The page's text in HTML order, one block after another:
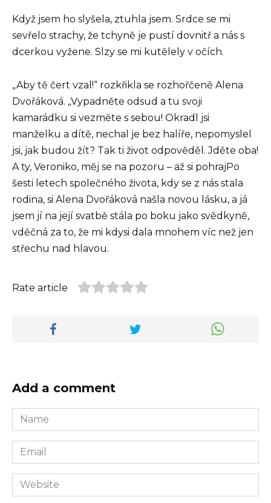
Když jsem ho slyšela, ztuhla jsem. Srdce se mi
sevřelo strachy, že tchyně je pustí dovnitř a nás s
dcerkou vyžene. Slzy se mi kutělely v očích.
„Aby tě čert vzal!“ rozkřikla se rozhořčeně Alena
Dvořáková. „Vypadněte odsud a tu svoji
kamarádku si vezměte s sebou! Okradl jsi
manželku a dítě, nechal je bez halíře, nepomyslel
jsi, jak budou žít? Tak ti život odpověděl. Jděte oba!
A ty, Veroniko, měj se na pozoru – až si pohrajPo
šesti letech společného života, kdy se z nás stala
rodina, si Alena Dvořáková našla novou lásku, a já
jsem jí na její svatbě stála po boku jako svědkyně,
vděčná za to, že mi kdysi dala mnohem víc než jen
střechu nad hlavou.
Rate article
Add a comment
Name
*
Email
*
Website